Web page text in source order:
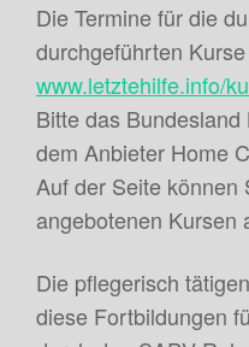
Die Termine für die
durchgeführten
www.letztehilfe.info/
Bitte das
dem Anbieter Home
Auf der Seite können
angebotenen Kursen
Die pflegerisch
diese Fortbildungen